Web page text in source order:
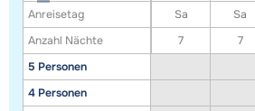
Lage kann jedoch abweichen.
Anreisetag
Anzahl Nächte
5 Personen
4 Personen
Sa
Sa
7
7